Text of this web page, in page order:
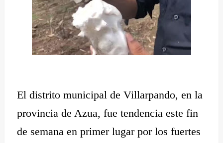
El distrito municipal de Villarpando, en la
provincia de Azua, fue tendencia este fin
de semana en primer lugar por los fuertes